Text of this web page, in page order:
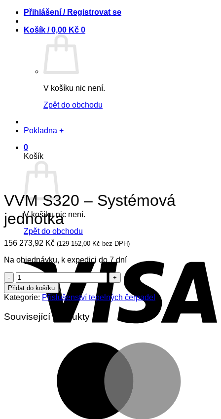
Přihlášení / Registrovat se
Košík /0,00 Kč 0
V košíku nic není.
Zpět do obchodu
Pokladna +
0
Košík
V košíku nic není.
Zpět do obchodu
VVM S320 – Systémová
jednotka
156 273,92 Kč (129 152,00 Kč bez DPH)
Na objednávku, k expedici do 7 dní
VVM
S320
–
Systémová
jednotka
množství
Přidat do košíku
Kategorie: Příslušenství tepelných čerpadel
Související produkty